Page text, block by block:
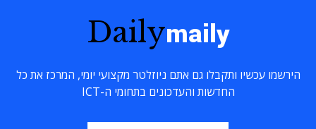
Dailymaily
הירשמו עכשיו ותקבלו גם אתם ניוזלטר מקצועי יומי, המרכז את כל
החדשות והעדכונים בתחומי ה-ICT